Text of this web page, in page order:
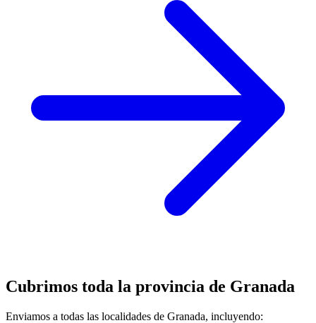
Cubrimos toda la provincia de Granada
Enviamos a todas las localidades de Granada, incluyendo: